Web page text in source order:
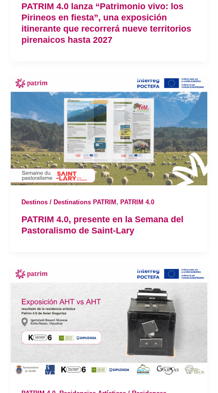
PATRIM 4.0 lanza “Patrimonio vivo: los
Pirineos en fiesta”, una exposición
itinerante que recorrerá nueve territorios
pirenaicos hasta 2027
Destinos / Destinations PATRIM ,PATRIM 4.0
PATRIM 4.0, presente en la Semana del
Pastoralismo de Saint-Lary